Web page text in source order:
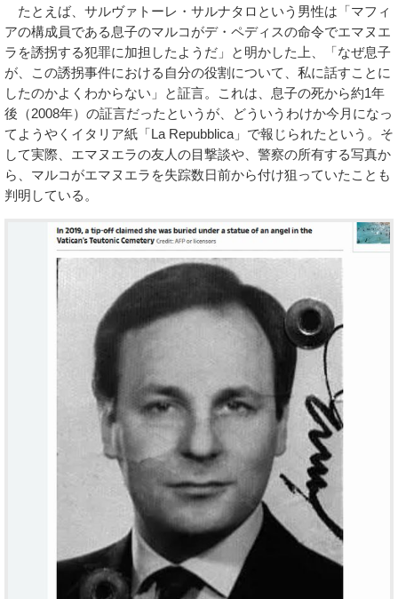
たとえば、サルヴァトーレ・サルナタロという男性は「マフィ
アの構成員である息子のマルコがデ・ペディスの命令でエマヌエ
ラを誘拐する犯罪に加担したようだ」と明かした上、「なぜ息子
が、この誘拐事件における自分の役割について、私に話すことに
したのかよくわからない」と証言。これは、息子の死から約1年
後（2008年）の証言だったというが、どういうわけか今月になっ
てようやくイタリア紙「La Repubblica」で報じられたという。そ
して実際、エマヌエラの友人の目撃談や、警察の所有する写真か
ら、マルコがエマヌエラを失踪数日前から付け狙っていたことも
判明している。